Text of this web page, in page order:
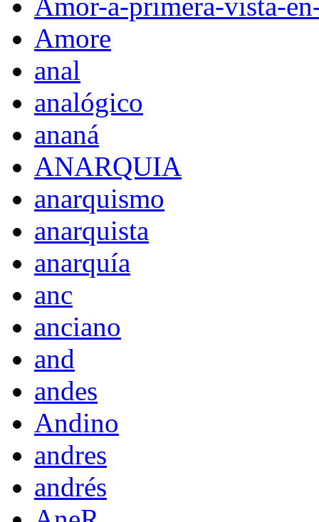
Amor-a-primera-vista-
Amore
anal
analógico
ananá
ANARQUIA
anarquismo
anarquista
anarquía
anc
anciano
and
andes
Andino
andres
andrés